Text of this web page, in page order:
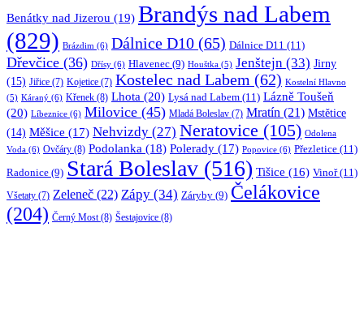
Benátky nad Jizerou (19) Brandýs nad Labem
(829) Brázdim (6) Dálnice D10 (65) Dálnice D11 (11)
Dřevčice (36) Dřísy (6) Hlavenec (9) Houštka (5) Jenštejn (33) Jirny
(15) Jiřice (7) Kojetice (7) Kostelec nad Labem (62) Kostelní Hlavno
(5) Káraný (6) Křenek (8) Lhota (20) Lysá nad Labem (11) Lázně Toušeň
(20) Líbeznice (6) Milovice (45) Mladá Boleslav (7) Mratín (21) Mstětice
(14) Měšice (17) Nehvizdy (27) Neratovice (105) Odolena
Voda (6) Ovčáry (8) Podolanka (18) Polerady (17) Popovice (6) Přezletice (11)
Radonice (9) Stará Boleslav (516) Tišice (16) Vinoř(11)
Všetaty (7) Zeleneč (22) Zápy (34) Záryby (9) Čelákovice
(204) Černý Most(8) Šestajovice (8)